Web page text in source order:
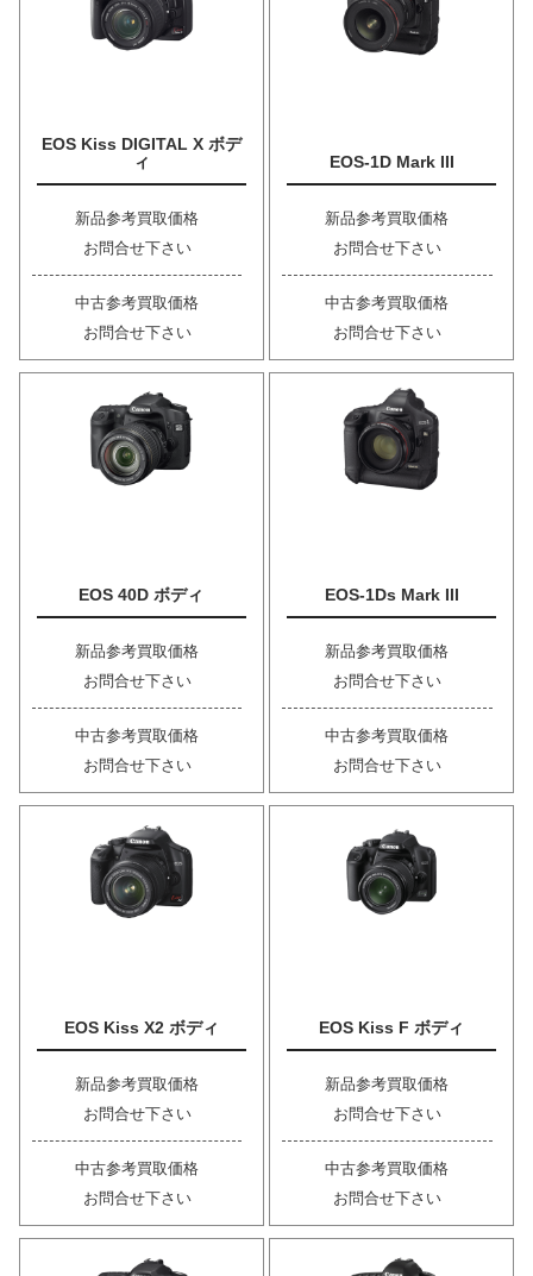
EOS Kiss DIGITAL X ボデ
ィ
新品参考買取価格
お問合せ下さい
中古参考買取価格
お問合せ下さい
EOS-1D Mark III
新品参考買取価格
お問合せ下さい
中古参考買取価格
お問合せ下さい
EOS 40D ボディ
新品参考買取価格
お問合せ下さい
中古参考買取価格
お問合せ下さい
EOS-1Ds Mark III
新品参考買取価格
お問合せ下さい
中古参考買取価格
お問合せ下さい
EOS Kiss X2 ボディ
新品参考買取価格
お問合せ下さい
中古参考買取価格
お問合せ下さい
EOS Kiss F ボディ
新品参考買取価格
お問合せ下さい
中古参考買取価格
お問合せ下さい